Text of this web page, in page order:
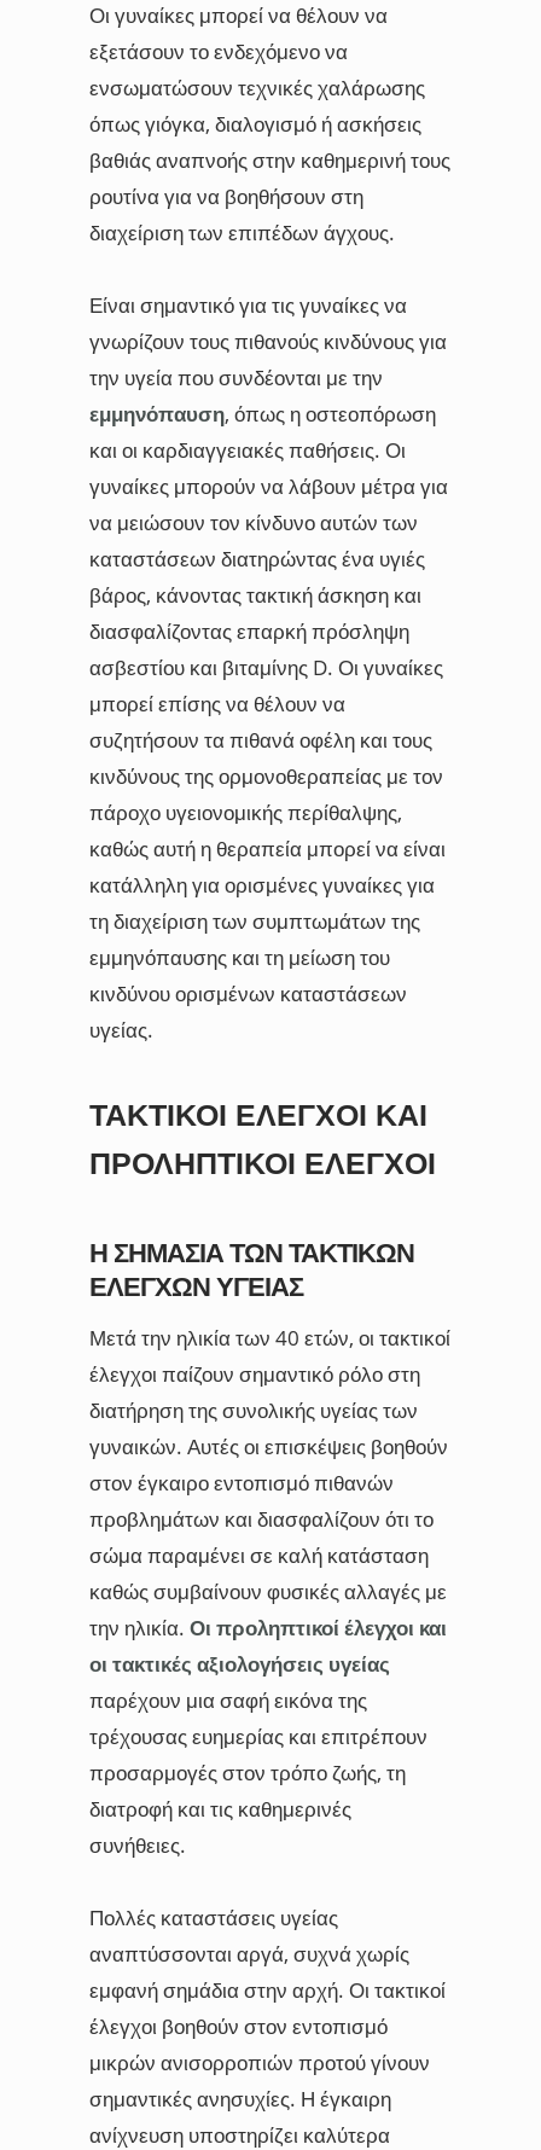
Οι γυναίκες μπορεί να θέλουν να
εξετάσουν το ενδεχόμενο να
ενσωματώσουν τεχνικές χαλάρωσης
όπως γιόγκα, διαλογισμό ή ασκήσεις
βαθιάς αναπνοής στην καθημερινή τους
ρουτίνα για να βοηθήσουν στη
διαχείριση των επιπέδων άγχους.
Είναι σημαντικό για τις γυναίκες να
γνωρίζουν τους πιθανούς κινδύνους για
την υγεία που συνδέονται με την
εμμηνόπαυση, όπως η οστεοπόρωση
και οι καρδιαγγειακές παθήσεις. Οι
γυναίκες μπορούν να λάβουν μέτρα για
να μειώσουν τον κίνδυνο αυτών των
καταστάσεων διατηρώντας ένα υγιές
βάρος, κάνοντας τακτική άσκηση και
διασφαλίζοντας επαρκή πρόσληψη
ασβεστίου και βιταμίνης D. Οι γυναίκες
μπορεί επίσης να θέλουν να
συζητήσουν τα πιθανά οφέλη και τους
κινδύνους της ορμονοθεραπείας με τον
πάροχο υγειονομικής περίθαλψης,
καθώς αυτή η θεραπεία μπορεί να είναι
κατάλληλη για ορισμένες γυναίκες για
τη διαχείριση των συμπτωμάτων της
εμμηνόπαυσης και τη μείωση του
κινδύνου ορισμένων καταστάσεων
υγείας.
ΤΑΚΤΙΚΟΊ ΈΛΕΓΧΟΙ ΚΑΙ
ΠΡΟΛΗΠΤΙΚΟΊ ΈΛΕΓΧΟΙ
Η ΣΗΜΑΣΊΑ ΤΩΝ ΤΑΚΤΙΚΏΝ
ΕΛΈΓΧΩΝ ΥΓΕΊΑΣ
Μετά την ηλικία των 40 ετών, οι τακτικοί
έλεγχοι παίζουν σημαντικό ρόλο στη
διατήρηση της συνολικής υγείας των
γυναικών. Αυτές οι επισκέψεις βοηθούν
στον έγκαιρο εντοπισμό πιθανών
προβλημάτων και διασφαλίζουν ότι το
σώμα παραμένει σε καλή κατάσταση
καθώς συμβαίνουν φυσικές αλλαγές με
την ηλικία. Οι προληπτικοί έλεγχοι και
οι τακτικές αξιολογήσεις υγείας
παρέχουν μια σαφή εικόνα της
τρέχουσας ευημερίας και επιτρέπουν
προσαρμογές στον τρόπο ζωής, τη
διατροφή και τις καθημερινές
συνήθειες.
Πολλές καταστάσεις υγείας
αναπτύσσονται αργά, συχνά χωρίς
εμφανή σημάδια στην αρχή. Οι τακτικοί
έλεγχοι βοηθούν στον εντοπισμό
μικρών ανισορροπιών προτού γίνουν
σημαντικές ανησυχίες. Η έγκαιρη
ανίχνευση υποστηρίζει καλύτερα